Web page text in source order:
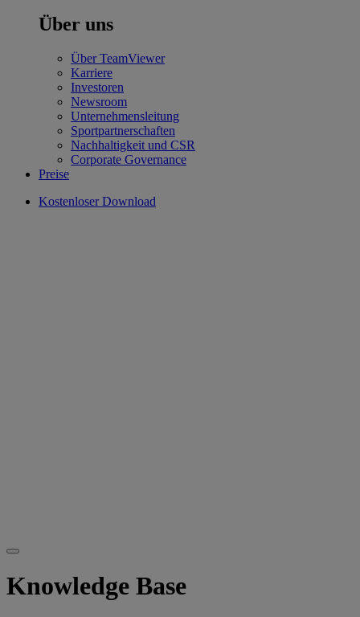
Über uns
Über TeamViewer
Karriere
Investoren
Newsroom
Unternehmensleitung
Sportpartnerschaften
Nachhaltigkeit und CSR
Corporate Governance
Preise
Kostenloser Download
Knowledge Base